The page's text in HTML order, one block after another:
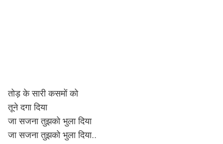
तोड़ के सारी कसमों को
तूने दगा दिया
जा सजना तुझको भुला दिया
जा सजना तुझको भुला दिया..